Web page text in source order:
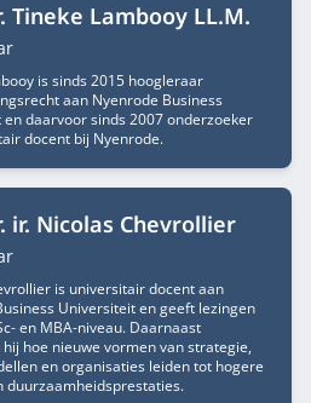
Tineke Lambooy LL.M.
is sinds 2015 hoogleraar
aan Nyenrode Business
daarvoor sinds 2007 onderzoeker
docent bij Nyenrode.
ir. Nicolas Chevrollier
is universitair docent aan
Universiteit en geeft lezingen
en MBA-niveau. Daarnaast
hoe nieuwe vormen van strategie,
en organisaties leiden tot hogere
duurzaamheidsprestaties.